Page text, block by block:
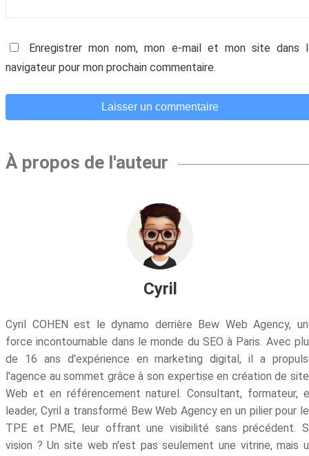
Enregistrer mon nom, mon e-mail et mon site dans
navigateur pour mon prochain commentaire.
À propos de l'auteur
Cyril
Cyril COHEN est le dynamo derrière Bew Web Agency,
force incontournable dans le monde du SEO à Paris. Avec
de 16 ans d'expérience en marketing digital, il a
l'agence au sommet grâce à son expertise en création de
Web et en référencement naturel. Consultant, formateur,
leader, Cyril a transformé Bew Web Agency en un pilier pour
TPE et PME, leur offrant une visibilité sans précédent.
vision ? Un site web n'est pas seulement une vitrine, mais